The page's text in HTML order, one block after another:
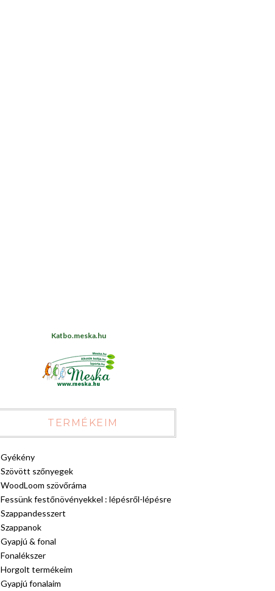
Katbo.meska.hu
TERMÉKEIM
Gyékény
Szövött szőnyegek
WoodLoom szövőráma
Fessünk festőnövényekkel : lépésről-lépésre
Szappandesszert
Szappanok
Gyapjú & fonal
Fonalékszer
Horgolt termékeim
Gyapjú fonalaim